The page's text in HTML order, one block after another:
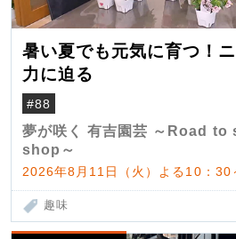
暑い夏でも元気に育つ！
力に迫る
#88
夢が咲く 有吉園芸 ～Road
shop～
2026年8月11日（火）よる10：30
趣味